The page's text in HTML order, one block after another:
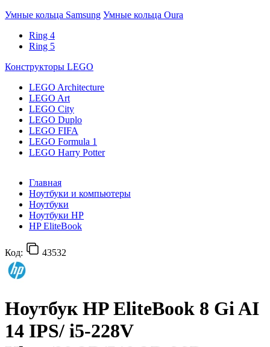
Умные кольца Samsung Умные кольца Oura
Ring 4
Ring 5
Конструкторы LEGO
LEGO Architecture
LEGO Art
LEGO City
LEGO Duplo
LEGO FIFA
LEGO Formula 1
LEGO Harry Potter
Главная
Ноутбуки и компьютеры
Ноутбуки
Ноутбуки HP
HP EliteBook
Код: 43532
Ноутбук HP EliteBook 8 Gi AI
14 IPS/ i5-228V